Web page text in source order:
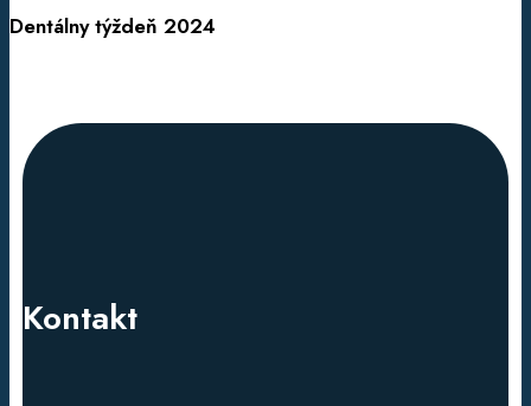
týždeň
2024
Dentálny týždeň 2024
Kontakt